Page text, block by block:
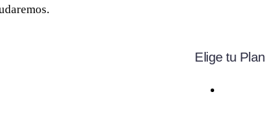
Elige tu Plan